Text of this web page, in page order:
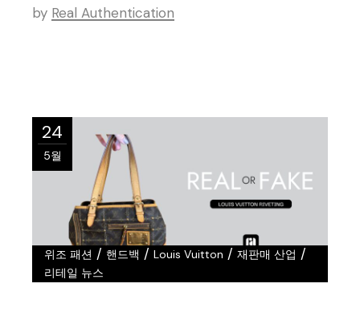
by Real Authentication
24
5월
위조 패션 / 핸드백 /Louis Vuitton /재판매 산업 /
리테일 뉴스